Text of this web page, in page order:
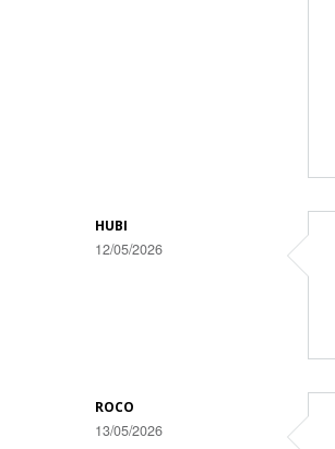
HUBI
12/05/2026
ROCO
13/05/2026